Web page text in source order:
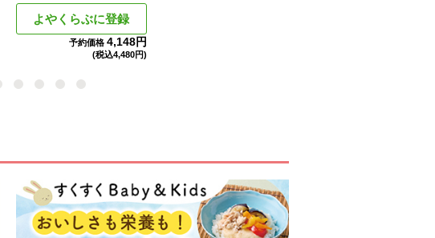
よやくらぶに登録
予約価格 4,148円
(税込4,480円)